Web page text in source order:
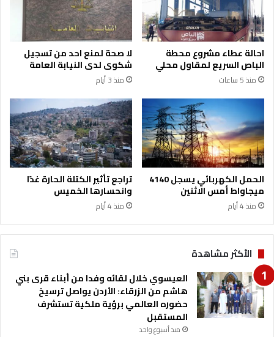
م
ت
ح
ا
ن
ا
ل
ك
ا
ي
ا
ت
ل
و
ظ
ي
ف
ة
ع
ا
م
ل
س
ك
د
ث
غ
ر
ق
ب
م
ن
ق
ة
ا
ل
ك
ر
ي
م
ة
احالة عطاء مشروع محطة
الباص السريع لمقاول محلي
منذ 5 ساعات
لا صحة لمنع احد من تسجيل
شكوى لدى النيابة العامة
منذ 3 أيام
الحمل الكهربائي يسجل 4140
ميجاواط أمس الاثنين
منذ 4 أيام
تراجع تأثير الكتلة الحارة غدًا
وانحسارها الخميس
منذ 4 أيام
الأكثر مشاهدة
العيسوي خلال لقائه وفدا من أبناء قرى بني
هاشم من الزرقاء: الأردن يواصل ترسيخ
حضوره العالمي برؤية ملكية تستشرف
المستقبل
منذ أسبوع واحد